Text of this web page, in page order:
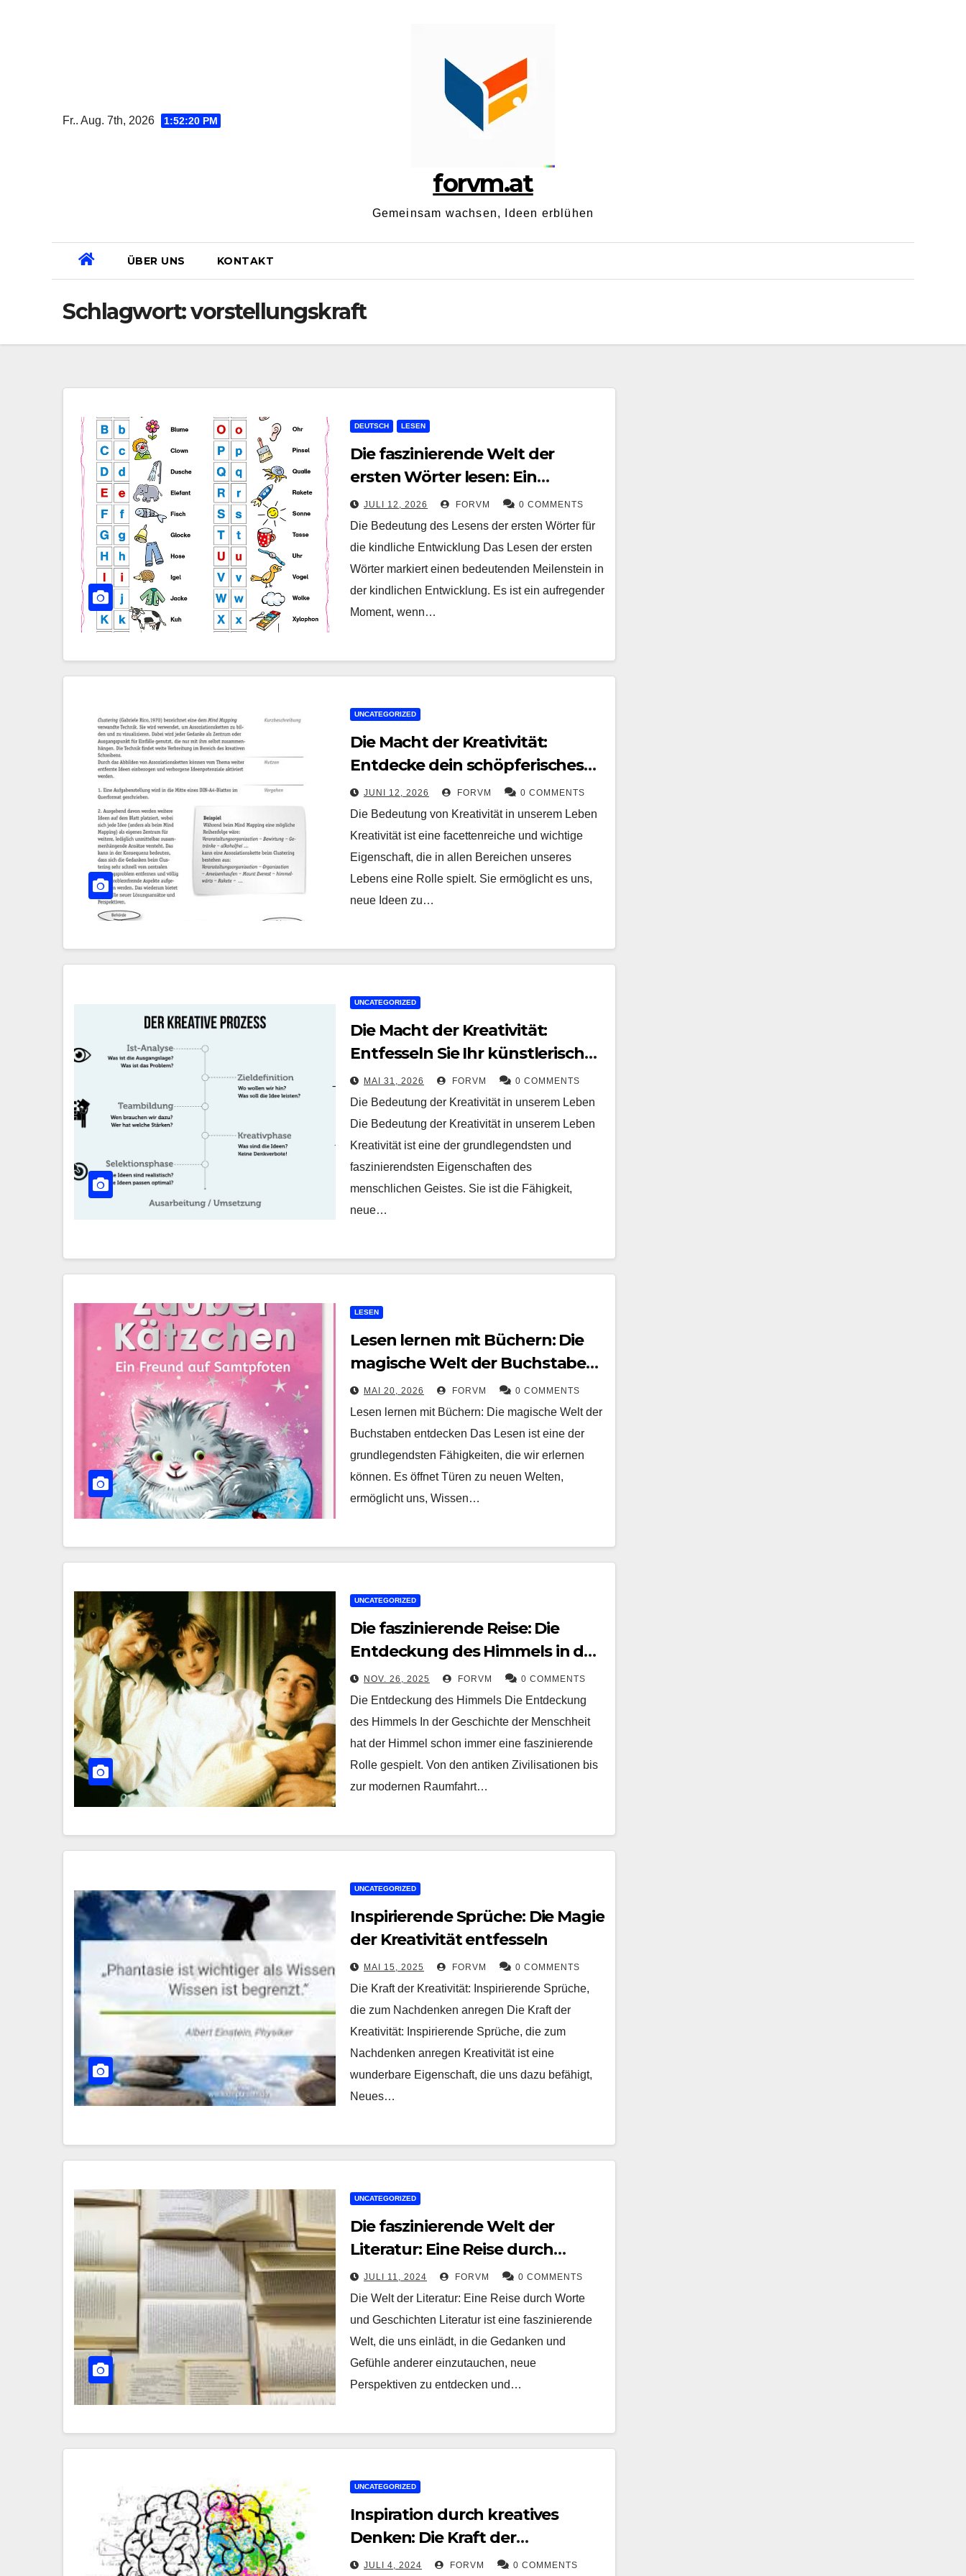
Fr.. Aug. 7th, 2026 1:52:21 PM
forvm.at
Gemeinsam wachsen, Ideen erblühen
ÜBER UNS KONTAKT
Schlagwort:vorstellungskraft
DEUTSCH LESEN
Die faszinierende Welt der
ersten Wörter lesen: Ein
Meilenstein in der kindlichen
Entwicklung
JULI 12, 2026 FORVM 0 COMMENTS
Die Bedeutung des Lesens der ersten Wörter für
die kindliche Entwicklung Das Lesen der ersten
Wörter markiert einen bedeutenden Meilenstein in
der kindlichen Entwicklung. Es ist ein aufregender
Moment, wenn…
UNCATEGORIZED
Die Macht der Kreativität:
Entdecke dein schöpferisches
Potenzial
JUNI 12, 2026 FORVM 0 COMMENTS
Die Bedeutung von Kreativität in unserem Leben
Kreativität ist eine facettenreiche und wichtige
Eigenschaft, die in allen Bereichen unseres
Lebens eine Rolle spielt. Sie ermöglicht es uns,
neue Ideen zu…
UNCATEGORIZED
Die Macht der Kreativität:
Entfesseln Sie Ihr künstlerisches
Potenzial
MAI 31, 2026 FORVM 0 COMMENTS
Die Bedeutung der Kreativität in unserem Leben
Die Bedeutung der Kreativität in unserem Leben
Kreativität ist eine der grundlegendsten und
faszinierendsten Eigenschaften des
menschlichen Geistes. Sie ist die Fähigkeit,
neue…
LESEN
Lesen lernen mit Büchern: Die
magische Welt der Buchstaben
entdecken
MAI 20, 2026 FORVM 0 COMMENTS
Lesen lernen mit Büchern: Die magische Welt der
Buchstaben entdecken Das Lesen ist eine der
grundlegendsten Fähigkeiten, die wir erlernen
können. Es öffnet Türen zu neuen Welten,
ermöglicht uns, Wissen…
UNCATEGORIZED
Die faszinierende Reise: Die
Entdeckung des Himmels in der
Menschheitsgeschichte
NOV. 26, 2025 FORVM 0 COMMENTS
Die Entdeckung des Himmels Die Entdeckung
des Himmels In der Geschichte der Menschheit
hat der Himmel schon immer eine faszinierende
Rolle gespielt. Von den antiken Zivilisationen bis
zur modernen Raumfahrt…
UNCATEGORIZED
Inspirierende Sprüche: Die Magie
der Kreativität entfesseln
MAI 15, 2025 FORVM 0 COMMENTS
Die Kraft der Kreativität: Inspirierende Sprüche,
die zum Nachdenken anregen Die Kraft der
Kreativität: Inspirierende Sprüche, die zum
Nachdenken anregen Kreativität ist eine
wunderbare Eigenschaft, die uns dazu befähigt,
Neues…
UNCATEGORIZED
Die faszinierende Welt der
Literatur: Eine Reise durch
Worte und Geschichten
JULI 11, 2024 FORVM 0 COMMENTS
Die Welt der Literatur: Eine Reise durch Worte
und Geschichten Literatur ist eine faszinierende
Welt, die uns einlädt, in die Gedanken und
Gefühle anderer einzutauchen, neue
Perspektiven zu entdecken und…
UNCATEGORIZED
Inspiration durch kreatives
Denken: Die Kraft der
Vorstellungskraft entfesseln
JULI 4, 2024 FORVM 0 COMMENTS